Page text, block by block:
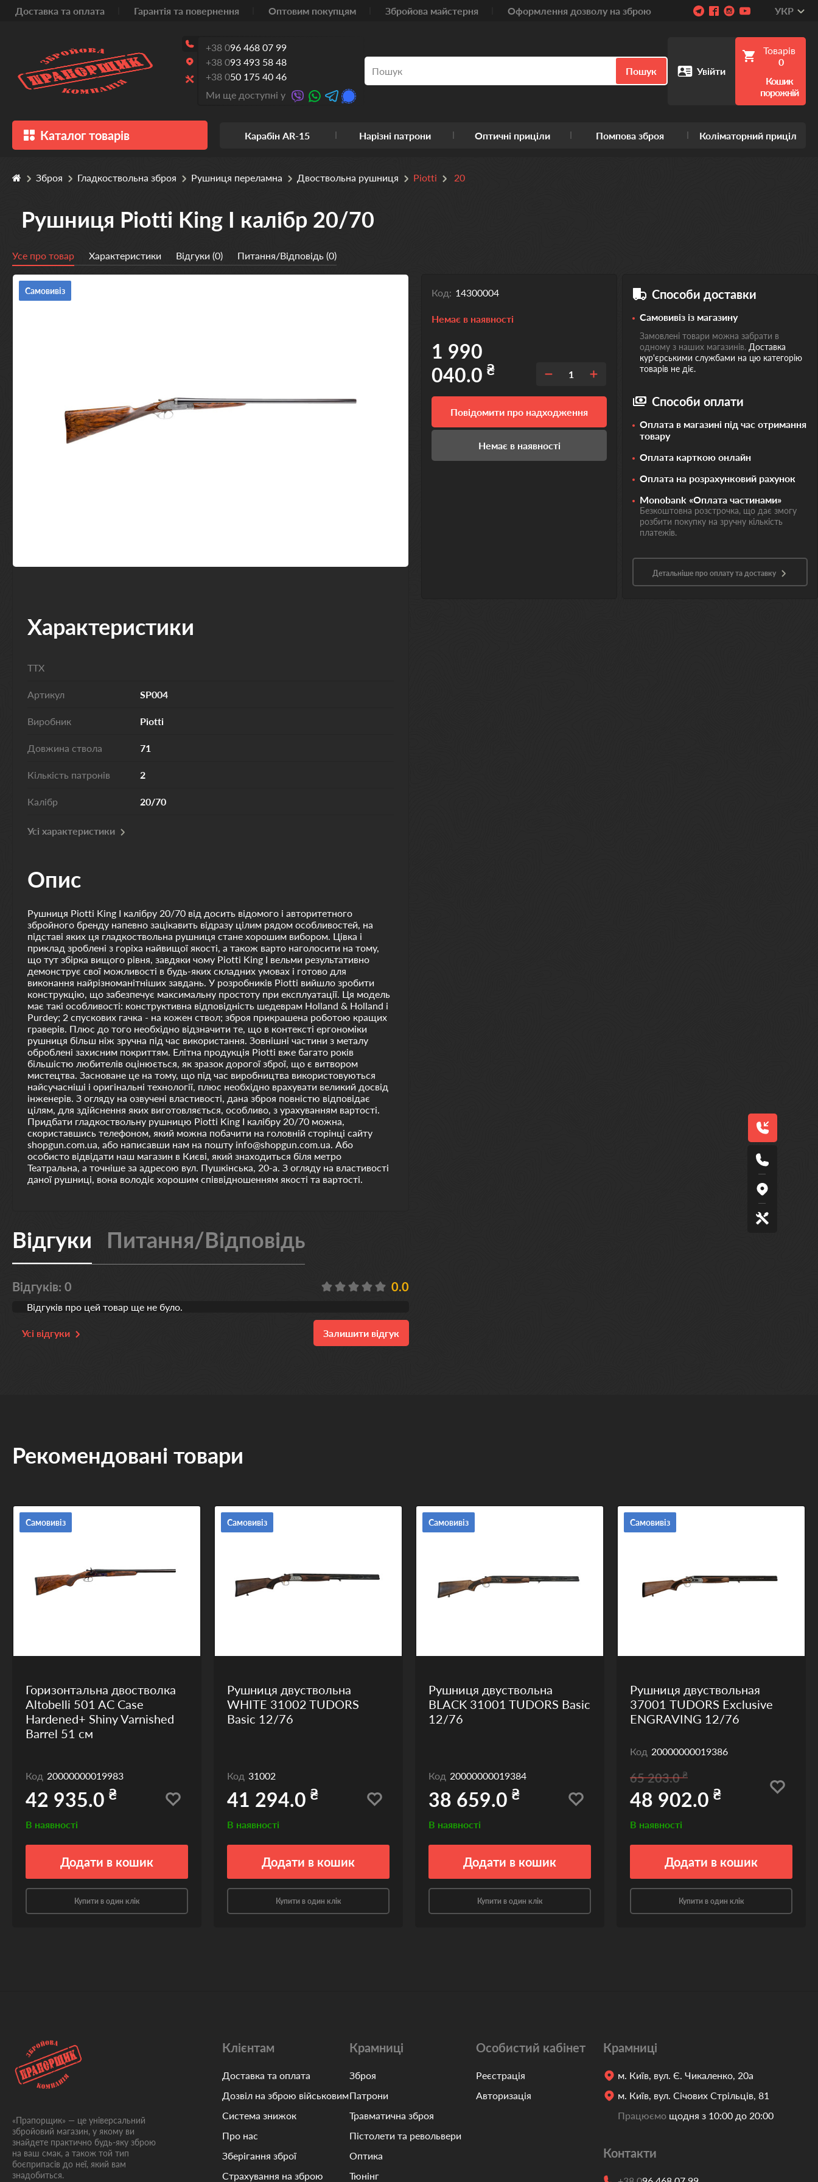
Доставка та оплата Гарантія та повернення Оптовим покупцям Збройова майстерня Оформлення дозволу на зброю УКР
+38 096 468 07 99
+38 093 493 58 48
+38 050 175 40 46
Ми ще доступні у
Пошук Увійти
Товарів
0
Кошик
порожній
Каталог товарів Карабін AR-15 Нарізні патрони Оптичні приціли Помпова зброя Коліматорний приціл
Зброя Гладкоствольна зброя Рушниця переламна Двоствольна рушниця Piotti 20
Рушниця Piotti King I калібр 20/70
Усе про товар Характеристики Відгуки (0) Питання/Відповідь (0)
Самовивіз
Характеристики
ТТХ
Артикул SP004
Виробник Piotti
Довжина ствола 71
Кількість патронів 2
Калібр 20/70
Усі характеристики
Опис
Рушниця Piotti King I калібру 20/70 від досить відомого і авторитетного
збройного бренду напевно зацікавить відразу цілим рядом особливостей, на
підставі яких ця гладкоствольна рушниця стане хорошим вибором. Цівка і
приклад зроблені з горіха найвищої якості, а також варто наголосити на тому,
що тут збірка вищого рівня, завдяки чому Piotti King I вельми результативно
демонструє свої можливості в будь-яких складних умовах і готово для
виконання найрізноманітніших завдань. У розробників Piotti вийшло зробити
конструкцію, що забезпечує максимальну простоту при експлуатації. Ця модель
має такі особливості: конструктивна відповідність шедеврам Holland & Holland і
Purdey; 2 спускових гачка - на кожен ствол; зброя прикрашена роботою кращих
граверів. Плюс до того необхідно відзначити те, що в контексті ергономіки
рушниця більш ніж зручна під час використання. Зовнішні частини з металу
оброблені захисним покриттям. Елітна продукція Piotti вже багато років
більшістю любителів оцінюється, як зразок дорогої зброї, що є витвором
мистецтва. Засноване це на тому, що під час виробництва використовуються
найсучасніші і оригінальні технології, плюс необхідно врахувати великий досвід
інженерів. З огляду на озвучені властивості, дана зброя повністю відповідає
цілям, для здійснення яких виготовляється, особливо, з урахуванням вартості.
Придбати гладкоствольну рушницю Piotti King I калібру 20/70 можна,
скориставшись телефоном, який можна побачити на головній сторінці сайту
shopgun.com.ua, або написавши нам на пошту info@shopgun.com.ua. Або
особисто відвідати наш магазин в Києві, який знаходиться біля метро
Театральна, а точніше за адресою вул. Пушкінська, 20-а. З огляду на властивості
даної рушниці, вона володіє хорошим співвідношенням якості та вартості.
Відгуки Питання/Відповідь
Відгуків: 0 0.0
Відгуків про цей товар ще не було.
Усі відгуки Залишити відгук
Код: 14300004
Немає в наявності
1 990
040.0 ₴ 1
Повідомити про надходження
Немає в наявності
Способи доставки
Самовивіз із магазину
Замовлені товари можна забрати в
одному з наших магазинів. Доставка
кур'єрськими службами на цю категорію
товарів не діє.
Способи оплати
Оплата в магазині під час отримання
товару
Оплата карткою онлайн
Оплата на розрахунковий рахунок
Monobank «Оплата частинами»
Безкоштовна розстрочка, що дає змогу
розбити покупку на зручну кількість
платежів.
Детальніше про оплату та доставку
Рекомендовані товари
Самовивіз
Горизонтальна двостволка
Altobelli 501 AC Case
Hardened+ Shiny Varnished
Barrel 51 см
Код 20000000019983
42 935.0 ₴
В наявності
Додати в кошик
Купити в один клік
Самовивіз
Рушниця двуствольна
WHITE 31002 TUDORS
Basic 12/76
Код 31002
41 294.0 ₴
В наявності
Додати в кошик
Купити в один клік
Самовивіз
Рушниця двуствольна
BLACK 31001 TUDORS Basic
12/76
Код 20000000019384
38 659.0 ₴
В наявності
Додати в кошик
Купити в один клік
Самовивіз
Рушниця двуствольная
37001 TUDORS Exclusive
ENGRAVING 12/76
Код 20000000019386
65 203.0 ₴
48 902.0 ₴
В наявності
Додати в кошик
Купити в один клік
«Прапорщик» — це універсальний
збройовий магазин, у якому ви
знайдете практично будь-яку зброю
на ваш смак, а також той тип
боєприпасів до неї, який вам
знадобиться.
Клієнтам
Доставка та оплата
Дозвіл на зброю військовим
Система знижок
Про нас
Зберігання зброї
Страхування на зброю
Крамниці
Зброя
Патрони
Травматична зброя
Пістолети та револьвери
Оптика
Тюнінг
Особистий кабінет
Реєстрація
Авторизація
Крамниці
м. Київ, вул. Є. Чикаленко, 20а
м. Київ, вул. Січових Стрільців, 81
Працюємощодня з 10:00 до 20:00
Контакти